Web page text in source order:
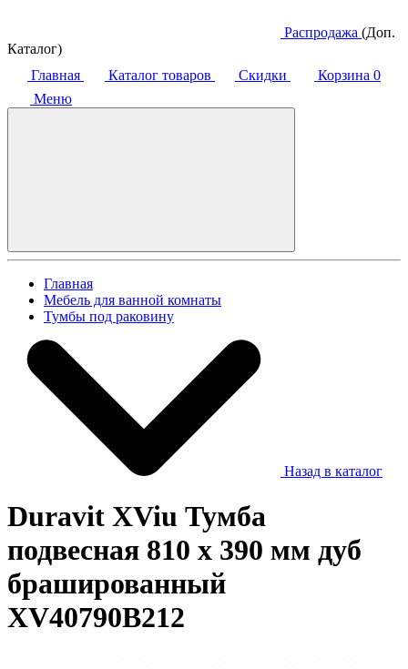
Распродажа (Доп.
Каталог)
Главная
Каталог товаров Скидки Корзина 0
Меню
Главная
Мебель для ванной комнаты
Тумбы под раковину
Назад в каталог
Duravit XViu Тумба
подвесная 810 x 390 мм дуб
брашированный
XV40790B212